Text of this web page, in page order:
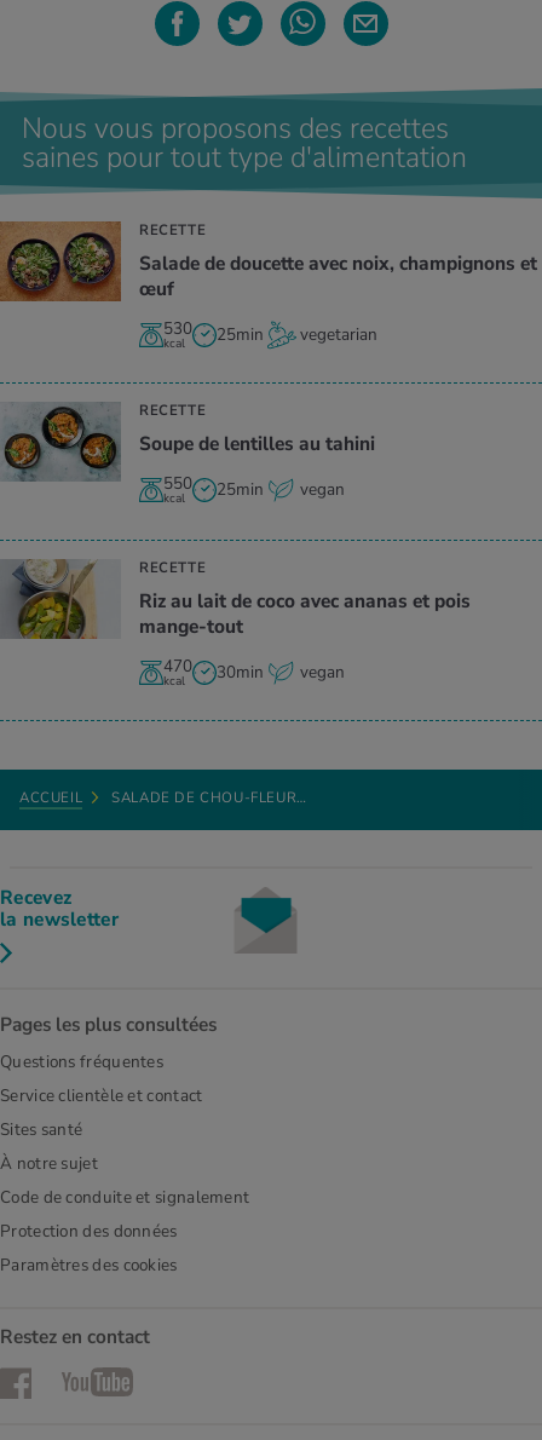
Nous vous proposons des recettes
saines pour tout type d'alimentation
RECETTE
Salade de doucette avec noix, champignons et
œuf
530
kcal 25min vegetarian
RECETTE
Soupe de lentilles au tahini
550
kcal 25min vegan
RECETTE
Riz au lait de coco avec ananas et pois
mange-tout
470
kcal 30min vegan
ACCUEIL SALADE DE CHOU-FLEUR…
Recevez
la newsletter
Pages les plus consultées
Questions fréquentes
Service clientèle et contact
Sites santé
À notre sujet
Code de conduite et signalement
Protection des données
Paramètres des cookies
Restez en contact
FacebookYouTube